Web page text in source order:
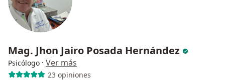
Mag. Jhon Jairo Posada Hernández
Psicólogo · Ver más
23 opiniones